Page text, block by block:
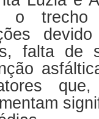
o
falta de